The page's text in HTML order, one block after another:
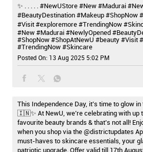
✨ . . . . . #NewUStore #New #Madurai
#BeautyDestination #Makeup #ShopNow
#Visit #exploremore #TrendingNow
#New#Madurai#NewlyOpened
#ShopNow#ShopAtNewU#beauty#Visit
#TrendingNow#Skincare
Posted On: 13 Aug 2025 5:02 PM
This Independence Day, it’s time to glow
🇮🇳✨ At NewU, we’re celebrating with up
favourite beauty brands & that’s not all!
when you shop via the @districtupdates
must-haves to skincare essentials, your
patriotic upgrade. Offer valid till 17th